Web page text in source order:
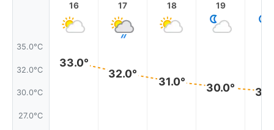
35.0°C
32.0°C
30.0°C
27.0°C
16
33.0°
17
32.0°
18
31.0°
19
30.0°